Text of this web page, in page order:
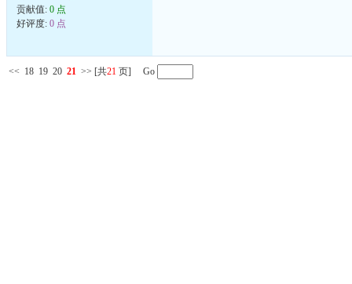
贡献值: 0 点
好评度: 0 点
<< 18 19 20 21 >> [共21 页] Go